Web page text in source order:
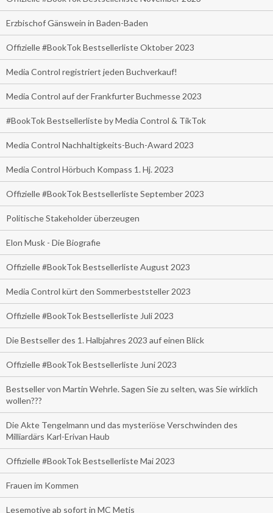
Erzbischof Gänswein in Baden-Baden
Offizielle #BookTok Bestsellerliste Oktober 2023
Media Control registriert jeden Buchverkauf!
Media Control auf der Frankfurter Buchmesse 2023
#BookTok Bestsellerliste by Media Control & TikTok
Media Control Nachhaltigkeits-Buch-Award 2023
Media Control Hörbuch Kompass 1. Hj. 2023
Offizielle #BookTok Bestsellerliste September 2023
Politische Stakeholder überzeugen
Elon Musk - Die Biografie
Offizielle #BookTok Bestsellerliste August 2023
Media Control kürt den Sommerbeststeller 2023
Offizielle #BookTok Bestsellerliste Juli 2023
Die Bestseller des 1. Halbjahres 2023 auf einen Blick
Offizielle #BookTok Bestsellerliste Juni 2023
Bestseller von Martin Wehrle. Sagen Sie zu selten, was Sie wirklich
wollen???
Die Akte Tengelmann und das mysteriöse Verschwinden des
Milliardärs Karl-Erivan Haub
Offizielle #BookTok Bestsellerliste Mai 2023
Frauen im Kommen
Lesemotive ab sofort in MC Metis